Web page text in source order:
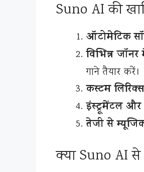
Suno AI की
ऑटोमेटिक
विभिन्न जॉनर
गाने तैयार करें।
कस्टम
इंस्ट्रूमेंटल
तेजी से
क्या Suno AI